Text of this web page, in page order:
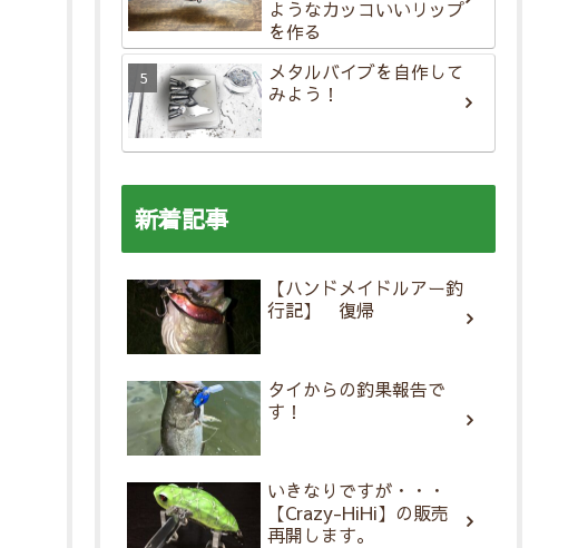
ようなカッコいいリップ
を作る
メタルバイブを自作して
みよう！
新着記事
【ハンドメイドルアー釣
行記】 復帰
タイからの釣果報告で
す！
いきなりですが・・・
【Crazy-HiHi】の販売
再開します。